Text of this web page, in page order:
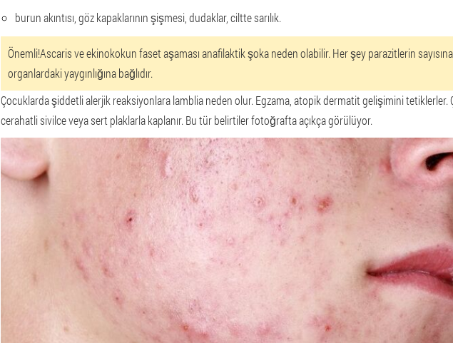
burun akıntısı, göz kapaklarının şişmesi, dudaklar, ciltte sarılık.
Önemli!Ascaris ve ekinokokun faset aşaması anafilaktik şoka neden olabilir. Her şey parazitlerin
organlardaki yaygınlığına bağlıdır.
Çocuklarda şiddetli alerjik reaksiyonlara lamblia neden olur. Egzama, atopik dermatit gelişimini tetiklerler.
cerahatli sivilce veya sert plaklarla kaplanır. Bu tür belirtiler fotoğrafta açıkça görülüyor.